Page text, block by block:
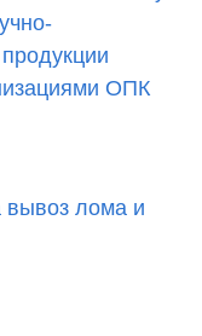
ОПК
вывоз лома и